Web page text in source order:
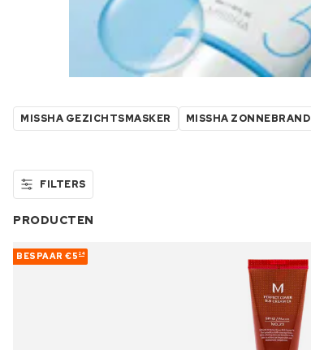
MISSHA GEZICHTSMASKER MISSHA ZONNEBRAND
FILTERS
PRODUCTEN
BESPAAR €5 24